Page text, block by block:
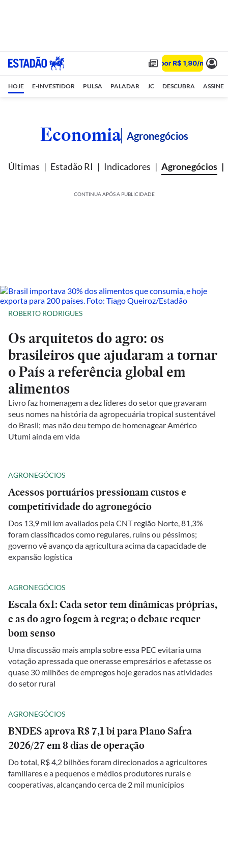
HOJE E-INVESTIDOR PULSA PALADAR JC DESCUBRA ASSINE
Economia Agronegócios
Últimas Estadão RI Indicadores Agronegócios
CONTINUA APÓS A PUBLICIDADE
ROBERTO RODRIGUES
Os arquitetos do agro: os
brasileiros que ajudaram a tornar
o País a referência global em
alimentos
Livro faz homenagem a dez líderes do setor que gravaram
seus nomes na história da agropecuária tropical sustentável
do Brasil; mas não deu tempo de homenagear Américo
Utumi ainda em vida
AGRONEGÓCIOS
Acessos portuários pressionam custos e
competitividade do agronegócio
Dos 13,9 mil km avaliados pela CNT região Norte, 81,3%
foram classificados como regulares, ruins ou péssimos;
governo vê avanço da agricultura acima da capacidade de
expansão logística
AGRONEGÓCIOS
Escala 6x1: Cada setor tem dinâmicas próprias,
e as do agro fogem à regra; o debate requer
bom senso
Uma discussão mais ampla sobre essa PEC evitaria uma
votação apressada que onerasse empresários e afetasse os
quase 30 milhões de empregos hoje gerados nas atividades
do setor rural
AGRONEGÓCIOS
BNDES aprova R$ 7,1 bi para Plano Safra
2026/27 em 8 dias de operação
Do total, R$ 4,2 bilhões foram direcionados a agricultores
familiares e a pequenos e médios produtores rurais e
cooperativas, alcançando cerca de 2 mil municípios